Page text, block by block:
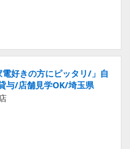
好きの方にピッタリ/」自
与/店舗見学OK/埼玉県